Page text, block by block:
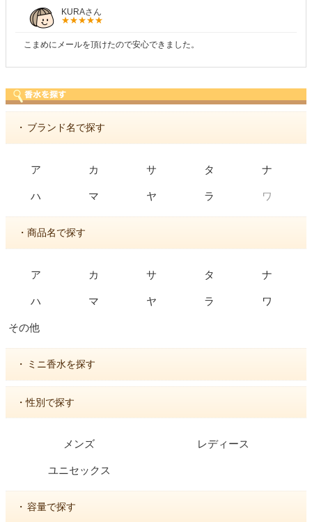
KURAさん
こまめにメールを頂けたので安心できました。
・ ブランド名で探す
ア カ サ タ ナ
ハ マ ヤ ラ ワ
・商品名で探す
ア カ サ タ ナ
ハ マ ヤ ラ ワ
その他
・ ミニ香水を探す
・性別で探す
メンズ レディース
ユニセックス
・ 容量で探す